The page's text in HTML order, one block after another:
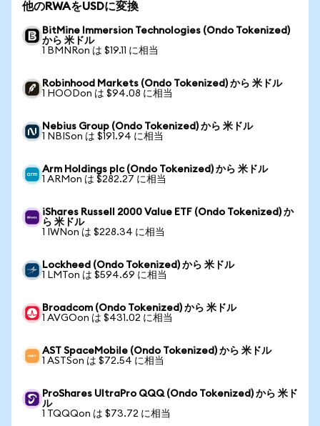
他のRWAをUSDに変換
BitMine Immersion Technologies (Ondo Tokenized)
から 米ドル
1 BMNRon は $19.11 に相当
Robinhood Markets (Ondo Tokenized) から 米ドル
1 HOODon は $94.08 に相当
Nebius Group (Ondo Tokenized) から 米ドル
1 NBISon は $191.94 に相当
Arm Holdings plc (Ondo Tokenized) から 米ドル
1 ARMon は $282.27 に相当
iShares Russell 2000 Value ETF (Ondo Tokenized) か
ら 米ドル
1 IWNon は $228.34 に相当
Lockheed (Ondo Tokenized) から 米ドル
1 LMTon は $594.69 に相当
Broadcom (Ondo Tokenized) から 米ドル
1 AVGOon は $431.02 に相当
AST SpaceMobile (Ondo Tokenized) から 米ドル
1 ASTSon は $72.54 に相当
ProShares UltraPro QQQ (Ondo Tokenized) から 米ド
ル
1 TQQQon は $73.72 に相当